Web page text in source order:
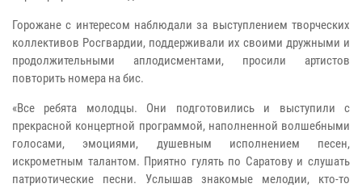
Горожане с интересом наблюдали за выступлением творческих
коллективов Росгвардии, поддерживали их своими дружными и
продолжительными аплодисментами, просили артистов
повторить номера на бис.
«Все ребята молодцы. Они подготовились и выступили с
прекрасной концертной программой, наполненной волшебными
голосами, эмоциями, душевным исполнением песен,
искрометным талантом. Приятно гулять по Саратову и слушать
патриотические песни. Услышав знакомые мелодии, кто-то